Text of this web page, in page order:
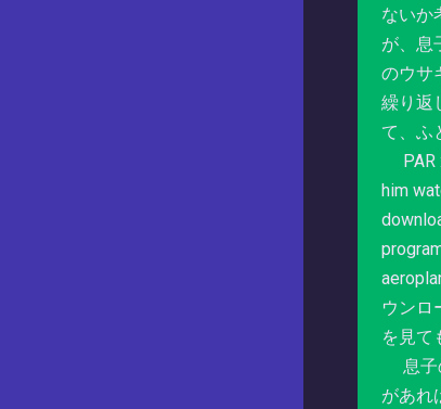
ないか
が、息
のウサ
繰り返
て、ふ
PAR
him
ウンロ
を見て
息子
があれ